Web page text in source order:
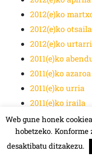
2012(e)ko
2012(e)ko otsaila
2012(e)ko
2011(e)ko
2011(e)ko azaroa
2011(e)ko urria
2011(e)ko iraila
2011(e)ko
2011(e)ko uztaila
2011(e)ko ekaina
HALA BEDI
Web gune honek
hobetzeko. Konforme
desaktibatu ditzakezu.